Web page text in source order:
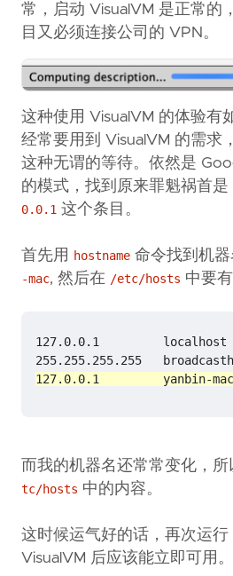
常，启动 VisualVM 是正常的
目又必须连接公司的 VPN。
这种使用 VisualVM 的体验有
经常要用到 VisualVM 的需求
这种无谓的等待。依然是
的模式，找到原来罪魁祸首是
0.0.1 这个条目。
首先用 hostname 命令找到机
-mac, 然后在 /etc/hosts 中要
127.0.0.1         yanbin-mac
而我的机器名还常常变化，
tc/hosts 中的内容。
这时候运气好的话，再次运行
VisualVM 后应该能立即可用。